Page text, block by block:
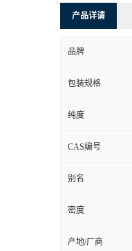
产品详请
品牌
包装规格
纯度
CAS编号
别名
密度
产地/厂商